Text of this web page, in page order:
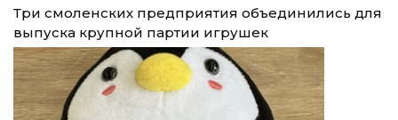
Три смоленских предприятия объединились для
выпуска крупной партии игрушек